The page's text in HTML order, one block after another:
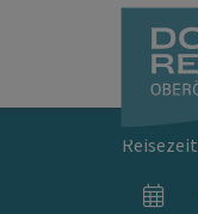
An-